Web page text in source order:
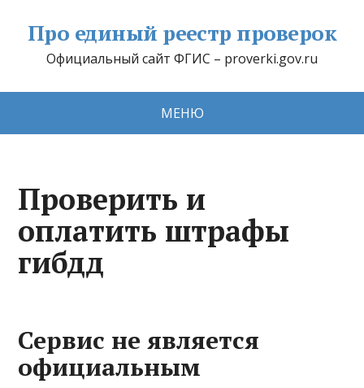
Про единый реестр проверок
Официальный сайт ФГИС – proverki.gov.ru
МЕНЮ
Проверить и
оплатить штрафы
гибдд
Сервис не является
официальным